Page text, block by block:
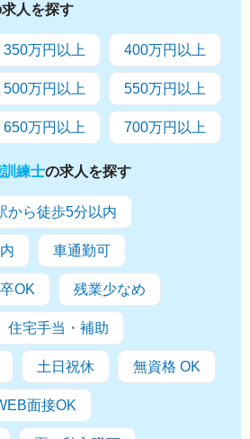
人を探す
350万円以上 400万円以上
500万円以上 550万円以上
650万円以上 700万円以上
練士の求人を探す
から徒歩5分以内
車通勤可
OK 残業少なめ
住宅手当・補助
土日祝休 無資格 OK
面接OK